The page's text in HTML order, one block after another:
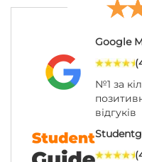
Google
№1 за
відгуків